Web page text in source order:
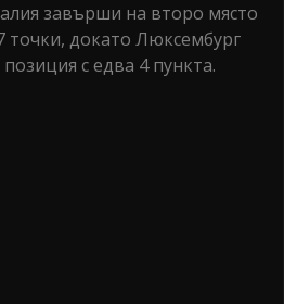
завърши на второ място
точки, докато Люксембург
с едва 4 пункта.